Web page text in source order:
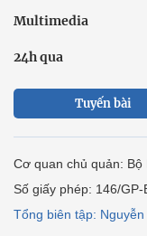
Multimedia
24h qua
Tuyến bài
Cơ quan chủ quản:
Số giấy phép: 146/
Tổng biên tập: Nguyễn